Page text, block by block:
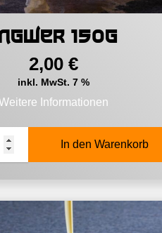
150g
2,00 €
inkl. MwSt. 7 %
Informationen